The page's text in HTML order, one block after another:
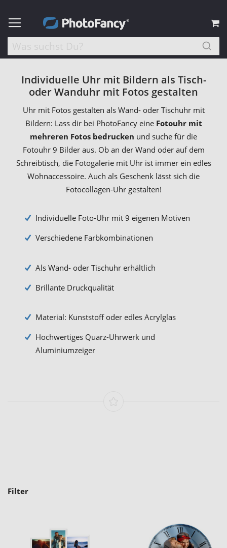
Individuelle Uhr mit Bildern als Tisch-
oder Wanduhr mit Fotos gestalten
Uhr mit Fotos gestalten als Wand- oder Tischuhr mit
Bildern: Lass dir bei PhotoFancy eine Fotouhr mit
mehreren Fotos bedrucken und suche für die
Fotouhr 9 Bilder aus. Ob an der Wand oder auf dem
Schreibtisch, die Fotogalerie mit Uhr ist immer ein edles
Wohnaccessoire. Auch als Geschenk lässt sich die
Fotocollagen-Uhr gestalten!
Individuelle Foto-Uhr mit 9 eigenen Motiven
Verschiedene Farbkombinationen
Als Wand- oder Tischuhr erhältlich
Brillante Druckqualität
Material: Kunststoff oder edles Acrylglas
Hochwertiges Quarz-Uhrwerk und
Aluminiumzeiger
Filter